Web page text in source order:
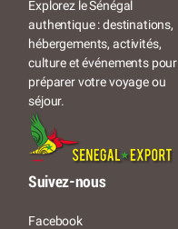
Explorez le Sénégal
authentique : destinations,
hébergements, activités,
culture et événements pour
préparer votre voyage ou
séjour.
Suivez-nous
Facebook